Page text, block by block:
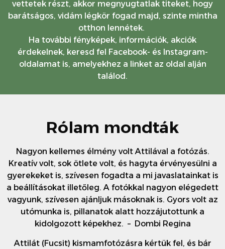
vettetek részt, akkor megnyugtatlak titeket, hogy
barátságos, vidám légkör fogad majd, szinte mintha
otthon lennétek.
Ha további fényképek, információk, akciók
érdekelnek, keresd fel Facebook- és Instagram-
oldalamat is, amelyekhez a linket az oldal alján
találod.
Rólam mondták
Nagyon kellemes élmény volt Attilával a fotózás.
Kreatív volt, sok ötlete volt, és hagyta érvényesülni a
gyerekeket is, szívesen fogadta a mi javaslatainkat is
a beállításokat illetőleg. A fotókkal nagyon elégedett
vagyunk, szívesen ajánljuk másoknak is. Gyors volt az
utómunka is, pillanatok alatt hozzájutottunk a
kidolgozott képekhez. – Dombi Regina
Attilát (Fucsit) kismamfotózásra kértük fel, és bár